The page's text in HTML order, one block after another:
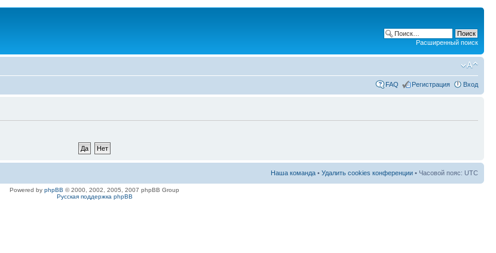
Расширенный поиск
FAQ Регистрация Вход
Наша команда • Удалить cookies конференции • Часовой пояс: UTC
Powered by phpBB © 2000, 2002, 2005, 2007 phpBB Group
Русская поддержка phpBB